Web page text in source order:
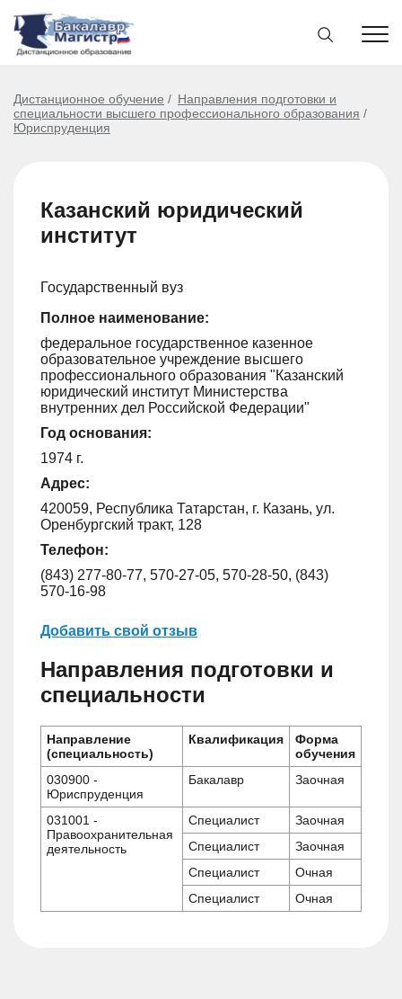
Дистанционное обучение
Направления подготовки и
специальности высшего профессионального образования
Юриспруденция
Казанский юридический
институт
Государственный вуз
Полное наименование:
федеральное государственное казенное
образовательное учреждение высшего
профессионального образования "Казанский
юридический институт Министерства
внутренних дел Российской Федерации"
Год основания:
1974 г.
Адрес:
420059, Республика Татарстан, г. Казань, ул.
Оренбургский тракт, 128
Телефон:
(843) 277-80-77, 570-27-05, 570-28-50, (843)
570-16-98
Добавить свой отзыв
Направления подготовки и
специальности
Направление
(специальность)
Квалификация
Форма
обучения
030900 -
Юриспруденция
Бакалавр Заочная
031001 -
Правоохранительная
деятельность
Специалист
Заочная
Специалист
Заочная
Специалист
Очная
Специалист
Очная